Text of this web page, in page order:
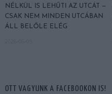
NÉLKÜL IS LEHŰTI AZ UTCÁT —
CSAK NEM MINDEN UTCÁBAN
ÁLL BELŐLE ELÉG
OTT VAGYUNK A FACEBOOKON IS!